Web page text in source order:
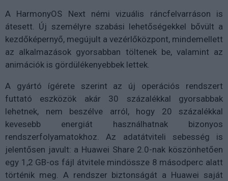
A HarmonyOS Next némi vizuális ráncfelvarráson is
átesett. Új személyre szabási lehetőségekkel bővült a
kezdőképernyő, megújult a vezérlőközpont, mindemellett
az alkalmazások gyorsabban töltenek be, valamint az
animációk is gördülékenyebbek lettek.
A gyártó ígérete szerint az új operációs rendszert
futtató eszközök akár 30 százalékkal gyorsabbak
lehetnek, nem beszélve arról, hogy 20 százalékkal
kevesebb energiát használhatnak bizonyos
rendszerfolyamatokhoz. Az adatátviteli sebesség is
jelentősen javult: a Huawei Share 2.0-nak köszönhetően
egy 1,2 GB-os fájl átvitele mindössze 8 másodperc alatt
történik meg. A rendszer biztonságát a Huawei saját